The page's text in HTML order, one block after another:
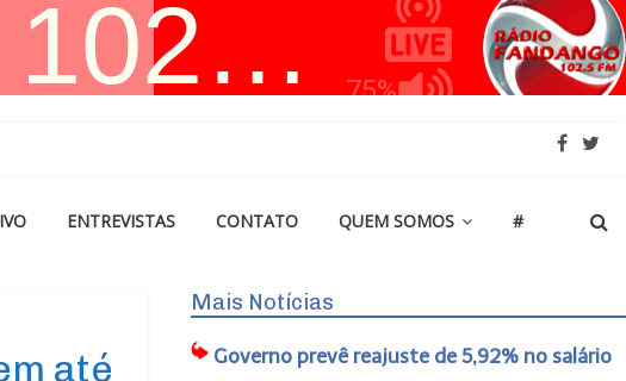
ENTREVISTAS CONTATO QUEM SOMOS #
até
Mais Notícias
Governo prevê reajuste de 5,92% no salário